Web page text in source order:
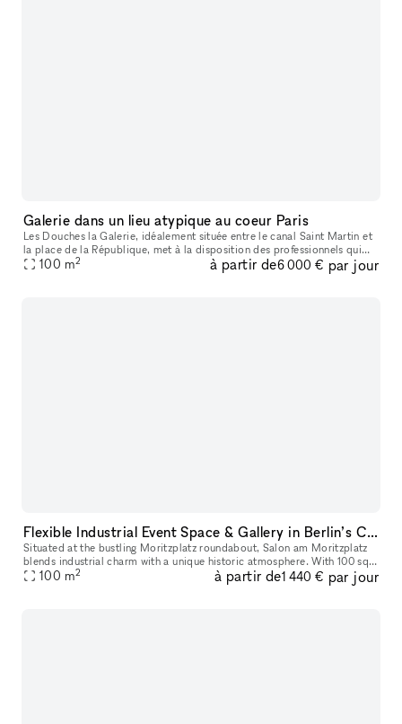
Galerie dans un lieu atypique au coeur Paris
Les Douches la Galerie, idéalement située entre le canal Saint Martin et
la place de la République, met à la disposition des professionnels qui
souhaitent organiser un événement un espace calme
100 m2 à partir de6 000 € par jour
Flexible Industrial Event Space & Gallery in Berlin’s Creative Quarter: Moritzplatz, Kreuzberg
Situated at the bustling Moritzplatz roundabout, Salon am Moritzplatz
blends industrial charm with a unique historic atmosphere. With 100 sq.
m. of adaptable space, expansive south-facing windows ov
100 m2 à partir de1 440 € par jour